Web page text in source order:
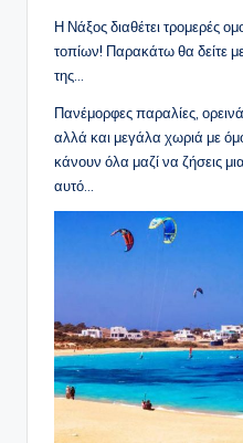
Η Νάξος διαθέτει τρομερές
τοπίων! Παρακάτω θα δείτε
της…
Πανέμορφες παραλίες,
αλλά και μεγάλα χωριά με
κάνουν όλα μαζί να ζήσεις
αυτό…